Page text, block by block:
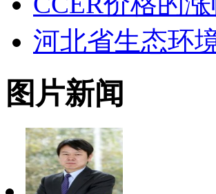
河北省生态环
图片新闻